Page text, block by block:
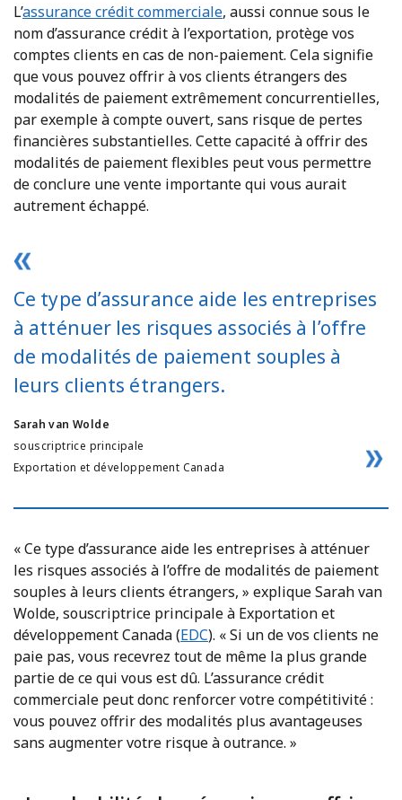
L’assurance crédit commerciale, aussi connue sous le
nom d’assurance crédit à l’exportation, protège vos
comptes clients en cas de non-paiement. Cela signifie
que vous pouvez offrir à vos clients étrangers des
modalités de paiement extrêmement concurrentielles,
par exemple à compte ouvert, sans risque de pertes
financières substantielles. Cette capacité à offrir des
modalités de paiement flexibles peut vous permettre
de conclure une vente importante qui vous aurait
autrement échappé.
Ce type d’assurance aide les entreprises
à atténuer les risques associés à l’offre
de modalités de paiement souples à
leurs clients étrangers.
Sarah van Wolde
souscriptrice principale
Exportation et développement Canada
« Ce type d’assurance aide les entreprises à atténuer
les risques associés à l’offre de modalités de paiement
souples à leurs clients étrangers, » explique Sarah van
Wolde, souscriptrice principale à Exportation et
développement Canada (EDC). « Si un de vos clients ne
paie pas, vous recevrez tout de même la plus grande
partie de ce qui vous est dû. L’assurance crédit
commerciale peut donc renforcer votre compétitivité :
vous pouvez offrir des modalités plus avantageuses
sans augmenter votre risque à outrance. »